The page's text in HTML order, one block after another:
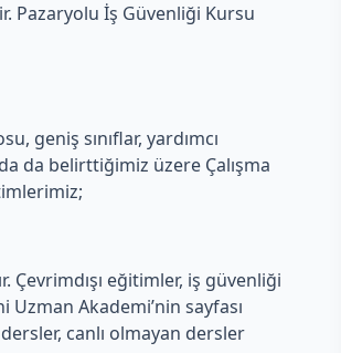
Pazaryolu İş Güvenliği Kursu
geniş sınıflar, yardımcı
da belirttiğimiz üzere Çalışma
Çevrimdışı eğitimler, iş güvenliği
Akademi’nin sayfası
canlı olmayan dersler